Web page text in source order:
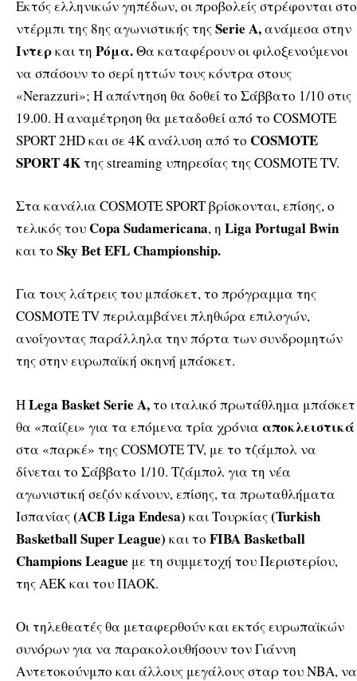
Εκτός ελληνικών γηπέδων, οι προβολείς στρέφονται στο
ντέρμπι της 8ης αγωνιστικής τηςSerie A,ανάμεσα στην
Ίντερκαι τη Ρόμα.Θα καταφέρουν οι φιλοξενούμενοι
να σπάσουν το σερί ηττών τους κόντρα στους
«Nerazzuri»; Η απάντηση θα δοθεί το Σάββατο 1/10 στις
19.00. Η αναμέτρηση θα μεταδοθεί από το COSMOTE
SPORT 2HD και σε 4Κ ανάλυση από το COSMOTE
SPORT 4Kτης streaming υπηρεσίας της COSMOTE TV.
Στα κανάλια COSMOTE SPORT βρίσκονται, επίσης, ο
τελικός τουCopa Sudamericana, η Liga Portugal Bwin
και το Sky Bet EFL Championship.
Για τους λάτρεις του μπάσκετ, το πρόγραμμα της
COSMOTE TV περιλαμβάνει πληθώρα επιλογών,
ανοίγοντας παράλληλα την πόρτα των συνδρομητών
της στην ευρωπαϊκή σκηνή μπάσκετ.
ΗLega Basket Serie A,το ιταλικό πρωτάθλημα μπάσκετ
θα «παίζει» για τα επόμενα τρία χρόνια αποκλειστικά
στα «παρκέ» της COSMOTE TV, με το τζάμπολ να
δίνεται το Σάββατο 1/10. Τζάμπολ για τη νέα
αγωνιστική σεζόν κάνουν, επίσης, τα πρωταθλήματα
Ισπανίας(ACB Liga Endesa) και Τουρκίας(Turkish
Basketball Super League) και το FIBA Basketball
Champions League με τη συμμετοχή του Περιστερίου,
της ΑΕΚ και του ΠΑΟΚ.
Οι τηλεθεατές θα μεταφερθούν και εκτός ευρωπαϊκών
συνόρων για να παρακολουθήσουν τον Γιάννη
Αντετοκούνμπο και άλλους μεγάλους σταρ του ΝΒΑ, να